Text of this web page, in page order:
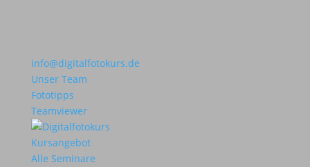
info@digitalfotokurs.de
Unser Team
Fototipps
Teamviewer
Kursangebot
Alle Seminare